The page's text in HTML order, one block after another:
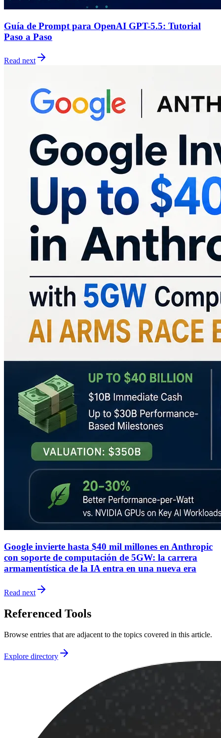
Guía de Prompt para OpenAI GPT-5.5: Tutorial
Paso a Paso
Read next
Google invierte hasta $40 mil millones en Anthropic
con soporte de computación de 5GW: la carrera
armamentística de la IA entra en una nueva era
Read next
Referenced Tools
Browse entries that are adjacent to the topics covered in this article.
Explore directory